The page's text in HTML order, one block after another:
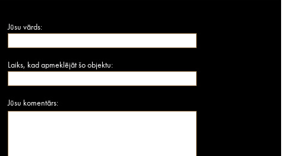
Jūsu vārds:
Laiks, kad apmeklējāt šo objektu:
Jūsu komentārs: